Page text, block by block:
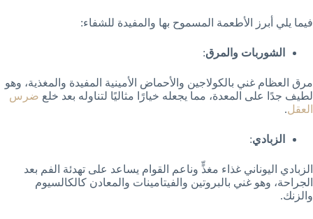
فيما يلي أبرز الأطعمة المسموح بها والمفيدة للشفاء:
الشوربات والمرق:
مرق العظام غني بالكولاجين والأحماض الأمينية المفيدة والمغذية، وهو
لطيف جدًا على المعدة، مما يجعله خيارًا مثاليًا لتناوله بعد خلع ضرس
العقل.
الزبادي:
الزبادي اليوناني غذاء مغذٍّ وناعم القوام يساعد على تهدئة الفم بعد
الجراحة، وهو غني بالبروتين والفيتامينات والمعادن كالكالسيوم
والزنك.